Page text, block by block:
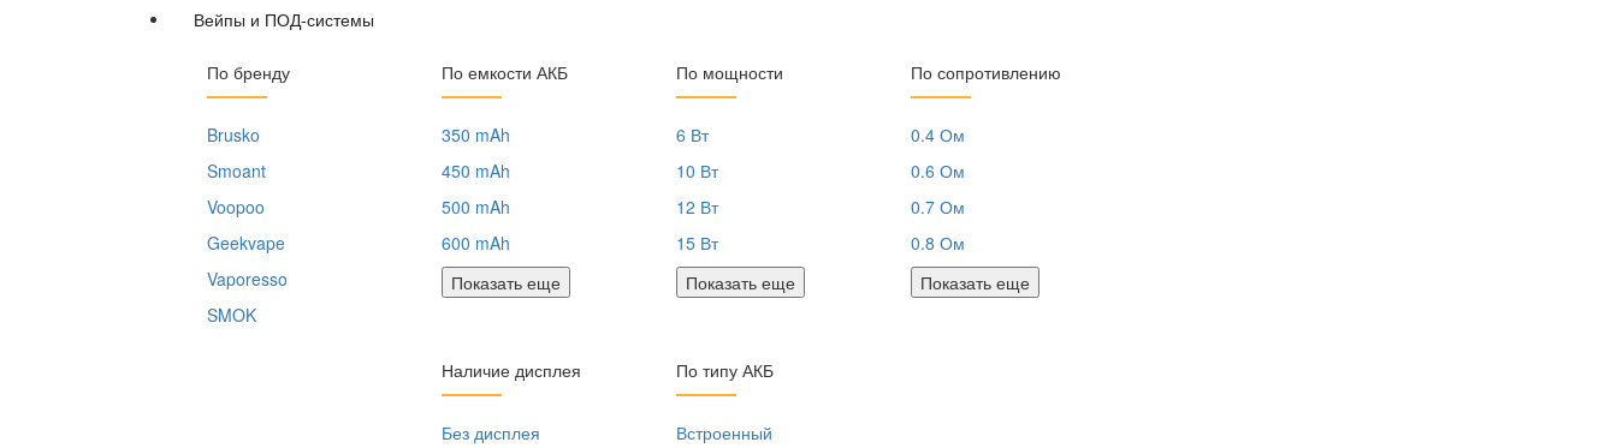
Вейпы и ПОД-системы
По бренду
Brusko
Smoant
Voopoo
Geekvape
Vaporesso
SMOK
По емкости АКБ
350 mAh
450 mAh
500 mAh
600 mAh
Показать еще
По мощности
6 Вт
10 Вт
12 Вт
15 Вт
Показать еще
По сопротивлению
0.4 Ом
0.6 Ом
0.7 Ом
0.8 Ом
Показать еще
Наличие дисплея
Без дисплея
По типу АКБ
Встроенный